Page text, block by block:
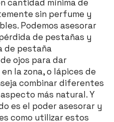
cantidad mínima de
sin perfume y
Podemos asesorar
de pestañas y
de pestaña
ojos para dar
la zona, o lápices de
combinar diferentes
más natural. Y
es el poder asesorar y
como utilizar estos